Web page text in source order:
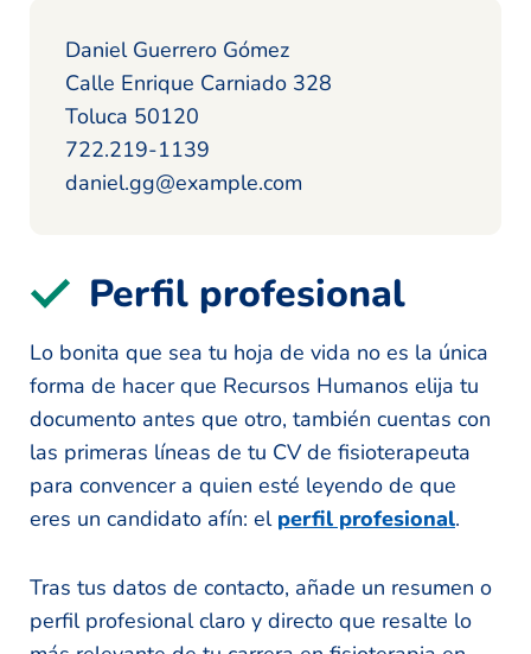
Daniel Guerrero Gómez
Calle Enrique Carniado 328
Toluca 50120
722.219-1139
daniel.gg@example.com
Perfil profesional
Lo bonita que sea tu hoja de vida no es la única
forma de hacer que Recursos Humanos elija tu
documento antes que otro, también cuentas con
las primeras líneas de tu CV de fisioterapeuta
para convencer a quien esté leyendo de que
eres un candidato afín: el perfil profesional.
Tras tus datos de contacto, añade un resumen o
perfil profesional claro y directo que resalte lo